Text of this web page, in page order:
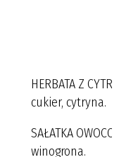
HERBATA Z
cukier, cytryna.
SAŁATKA
winogrona.